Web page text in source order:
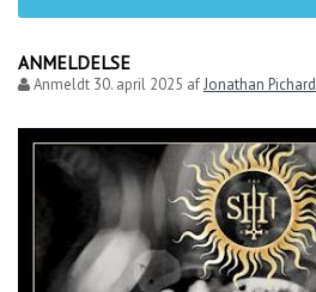
ANMELDELSE
Anmeldt 30. april 2025 afJonathan Pichard